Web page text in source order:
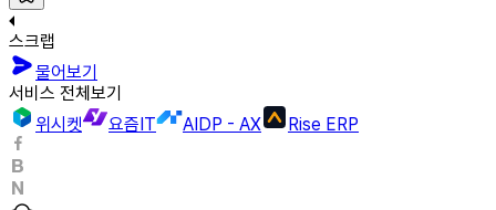
스크랩
물어보기
서비스 전체보기
위시켓
요즘IT AIDP - AX Rise ERP